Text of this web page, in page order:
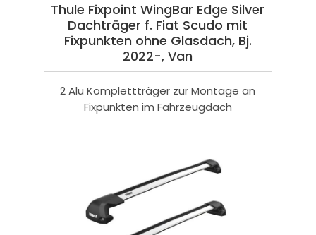
Thule Fixpoint WingBar Edge Silver
Dachträger f. Fiat Scudo mit
Fixpunkten ohne Glasdach, Bj.
2022-, Van
2 Alu Komplettträger zur Montage an
Fixpunkten im Fahrzeugdach